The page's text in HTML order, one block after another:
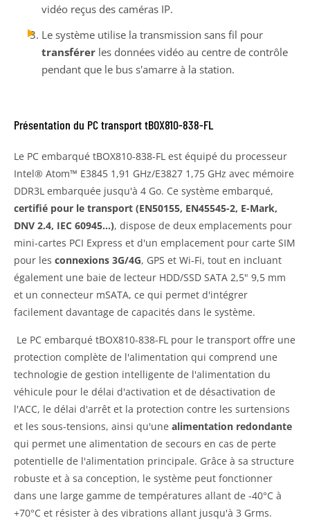
vidéo reçus des caméras IP.
Le système utilise la transmission sans fil pour
transférer les données vidéo au centre de contrôle
pendant que le bus s'amarre à la station.
Présentation du PC transport tBOX810-838-FL
Le PC embarqué tBOX810-838-FL est équipé du processeur
Intel® Atom™ E3845 1,91 GHz/E3827 1,75 GHz avec mémoire
DDR3L embarquée jusqu'à 4 Go. Ce système embarqué,
certifié pour le transport (EN50155, EN45545-2, E-Mark,
DNV 2.4, IEC 60945...), dispose de deux emplacements pour
mini-cartes PCI Express et d'un emplacement pour carte SIM
pour les connexions 3G/4G, GPS et Wi-Fi, tout en incluant
également une baie de lecteur HDD/SSD SATA 2,5" 9,5 mm
et un connecteur mSATA, ce qui permet d'intégrer
facilement davantage de capacités dans le système.
Le PC embarqué tBOX810-838-FL pour le transport offre une
protection complète de l'alimentation qui comprend une
technologie de gestion intelligente de l'alimentation du
véhicule pour le délai d'activation et de désactivation de
l'ACC, le délai d'arrêt et la protection contre les surtensions
et les sous-tensions, ainsi qu'une alimentation redondante
qui permet une alimentation de secours en cas de perte
potentielle de l'alimentation principale. Grâce à sa structure
robuste et à sa conception, le système peut fonctionner
dans une large gamme de températures allant de -40°C à
+70°C et résister à des vibrations allant jusqu'à 3 Grms.